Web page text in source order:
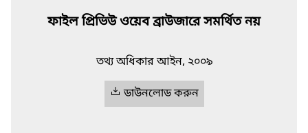
ফাইল প্রিভিউ ওয়েব ব্রাউজারে সমর্থিত নয়
তথ্য অধিকার আইন, ২০০৯
ডাউনলোড করুন